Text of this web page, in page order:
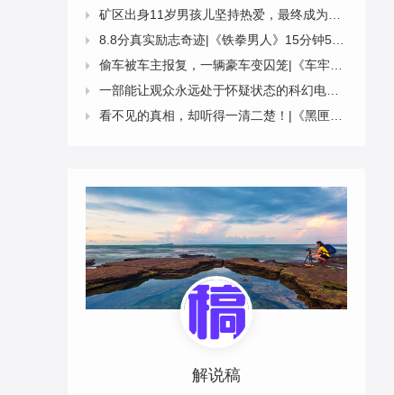

矿区出身11岁男孩儿坚持热爱，最终成为著名芭蕾舞者|《跳出我天地》13分钟3998字解说稿

8.8分真实励志奇迹|《铁拳男人》15分钟5529字解说稿

偷车被车主报复，一辆豪车变囚笼|《车牢》9分钟2402字解说稿

一部能让观众永远处于怀疑状态的科幻电影|《科洛弗道10号》9分钟2958字解说稿

看不见的真相，却听得一清二楚！|《黑匣子》9分钟2611字解说稿
解说稿